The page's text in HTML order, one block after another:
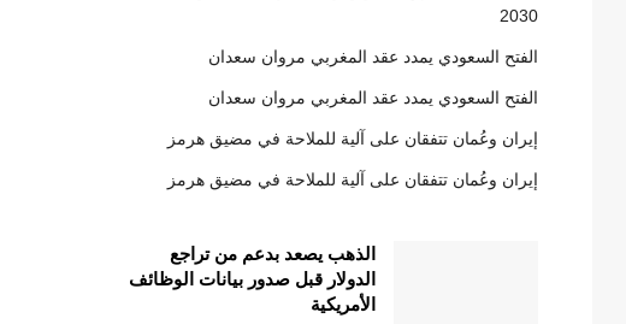
2030
الفتح السعودي يمدد عقد المغربي مروان سعدان
الفتح السعودي يمدد عقد المغربي مروان سعدان
إيران وعُمان تتفقان على آلية للملاحة في مضيق هرمز
إيران وعُمان تتفقان على آلية للملاحة في مضيق هرمز
الذهب يصعد بدعم من تراجع
الدولار قبل صدور بيانات الوظائف
الأمريكية